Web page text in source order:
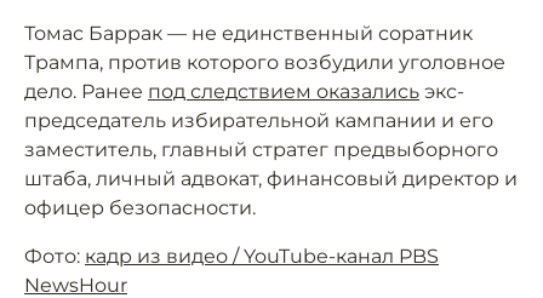
Томас Баррак — не единственный соратник
Трампа, против которого возбудили уголовное
дело. Ранее под следствием оказались экс-
председатель избирательной кампании и его
заместитель, главный стратег предвыборного
штаба, личный адвокат, финансовый директор и
офицер безопасности.
Фото: кадр из видео / YouTube-канал PBS
NewsHour